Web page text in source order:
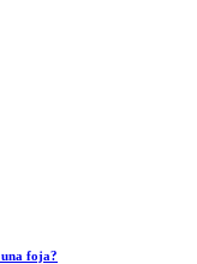
foja?